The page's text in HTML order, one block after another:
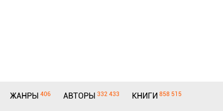
ЖАНРЫ 406 АВТОРЫ 332 433 КНИГИ 858 515